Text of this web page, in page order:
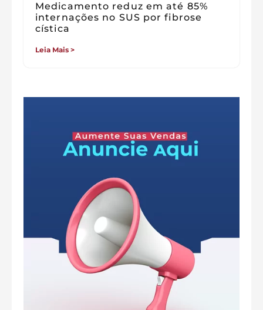
Medicamento reduz em até 85%
internações no SUS por fibrose
cística
Leia Mais >